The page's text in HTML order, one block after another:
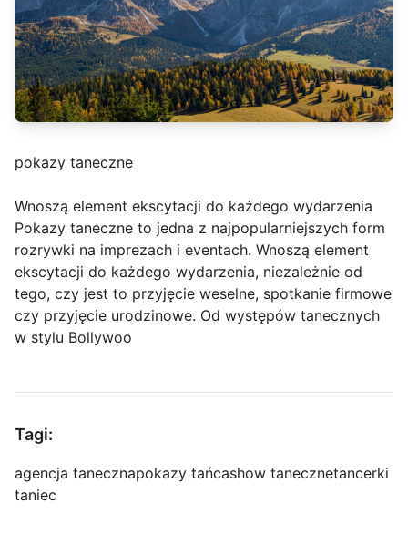
pokazy taneczne
Wnoszą element ekscytacji do każdego wydarzenia
Pokazy taneczne to jedna z najpopularniejszych form
rozrywki na imprezach i eventach. Wnoszą element
ekscytacji do każdego wydarzenia, niezależnie od
tego, czy jest to przyjęcie weselne, spotkanie firmowe
czy przyjęcie urodzinowe. Od występów tanecznych
w stylu Bollywoo
Tagi:
agencja tanecznapokazy tańcashow tanecznetancerki
taniec